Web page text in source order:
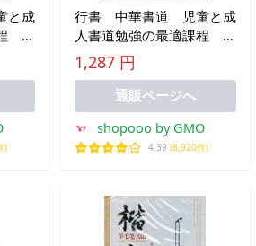
と成
中
)
行書 中華書道 児童と成
人書道勉強の最適課程 中
国語版DVD/行
&amp;#20070; 中
&amp;#21326;&amp;#20070;
法
1,287 円
通販ページへ
shopooo by GMO
4.39 (8,920件)